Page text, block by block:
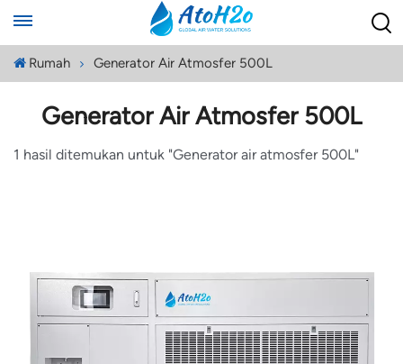
Rumah Generator Air Atmosfer 500L
Generator Air Atmosfer 500L
1 hasil ditemukan untuk "Generator air atmosfer 500L"